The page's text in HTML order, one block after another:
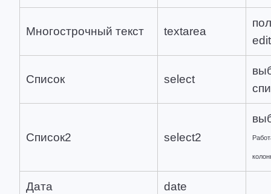
Многострочный текст textarea
Список select
Список2 select2
Дата date